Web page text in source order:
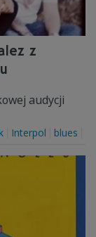
z
audycji
Interpol blues